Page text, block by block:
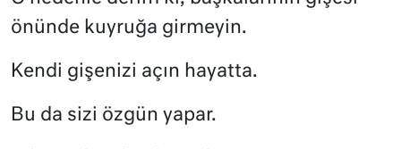
önünde kuyruğa girmeyin.
Kendi gişenizi açın hayatta.
Bu da sizi özgün yapar.